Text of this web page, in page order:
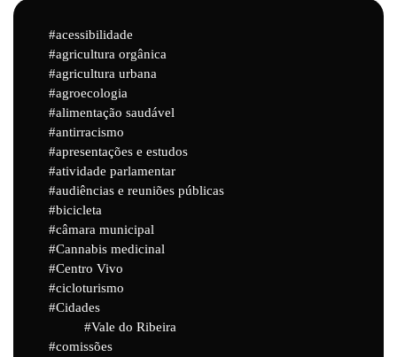
acessibilidade
agricultura orgânica
agricultura urbana
agroecologia
alimentação saudável
antirracismo
apresentações e estudos
atividade parlamentar
audiências e reuniões públicas
bicicleta
câmara municipal
Cannabis medicinal
Centro Vivo
cicloturismo
Cidades
Vale do Ribeira
comissões